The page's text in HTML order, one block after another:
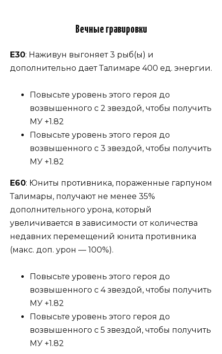
Вечные гравировки
Е30: Наживун выгоняет 3 рыб(ы) и
дополнительно дает Талимаре 400 ед. энергии.
Повысьте уровень этого героя до
возвышенного с 2 звездой, чтобы получить
МУ +1.82
Повысьте уровень этого героя до
возвышенного с 3 звездой, чтобы получить
МУ +1.82
Е60: Юниты противника, пораженные гарпуном
Талимары, получают не менее 35%
дополнительного урона, который
увеличивается в зависимости от количества
недавних перемещений юнита противника
(макс. доп. урон — 100%).
Повысьте уровень этого героя до
возвышенного с 4 звездой, чтобы получить
МУ +1.82
Повысьте уровень этого героя до
возвышенного с 5 звездой, чтобы получить
МУ +1.82